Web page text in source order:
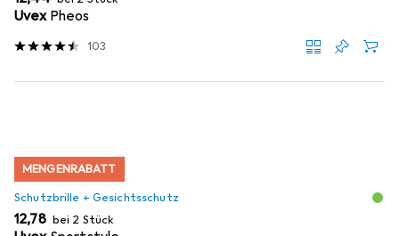
Uvex Pheos
103
MENGENRABATT
Schutzbrille + Gesichtsschutz
EUR
12,78 bei 2 Stück